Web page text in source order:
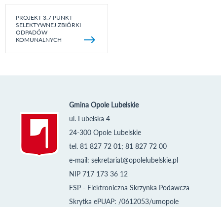
PROJEKT 3.7 PUNKT
SELEKTYWNEJ ZBIÓRKI
ODPADÓW
KOMUNALNYCH
Gmina Opole Lubelskie
ul. Lubelska 4
24-300 Opole Lubelskie
tel. 81 827 72 01; 81 827 72 00
e-mail: sekretariat@opolelubelskie.pl
NIP 717 173 36 12
ESP - Elektroniczna Skrzynka Podawcza
Skrytka ePUAP: /0612053/umopole